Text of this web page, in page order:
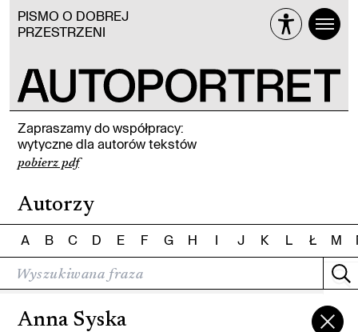
PISMO O DOBREJ
PRZESTRZENI
Zapraszamy do współpracy:
wytyczne dla autorów tekstów
pobierz pdf
Autorzy
A B C D E F G H I J K L Ł M
Anna Syska